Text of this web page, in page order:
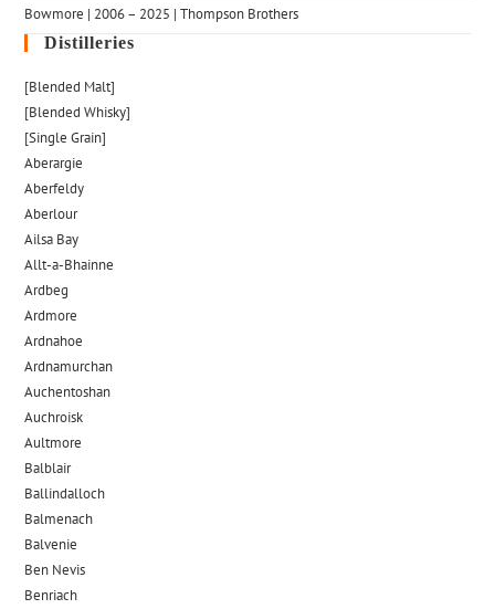
Bowmore | 2006 – 2025 | Thompson Brothers
Distilleries
[Blended Malt]
[Blended Whisky]
[Single Grain]
Aberargie
Aberfeldy
Aberlour
Ailsa Bay
Allt-a-Bhainne
Ardbeg
Ardmore
Ardnahoe
Ardnamurchan
Auchentoshan
Auchroisk
Aultmore
Balblair
Ballindalloch
Balmenach
Balvenie
Ben Nevis
Benriach